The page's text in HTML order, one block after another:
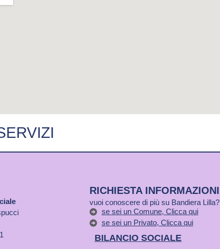
RICHIESTA INFORMAZIONI
vuoi conoscere di più su Bandiera Lilla?
se sei un Comune, Clicca qui
se sei un Privato, Clicca qui
BILANCIO SOCIALE